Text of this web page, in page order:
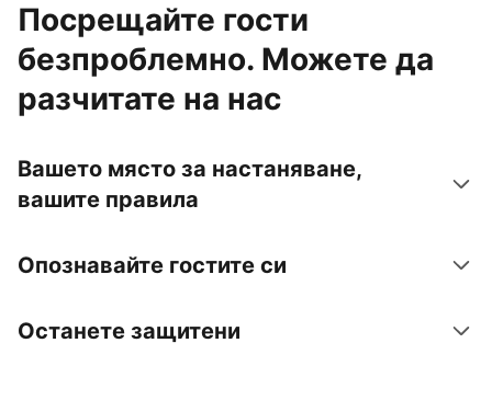
Посрещайте гости
безпроблемно. Можете да
разчитате на нас
Вашето място за настаняване,
вашите правила
Опознавайте гостите си
Останете защитени